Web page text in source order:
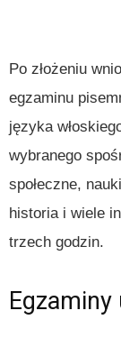
Po złożeniu
egzaminu
języka
wybranego
społeczne,
historia i wiele
trzech godzin.
Egzaminy